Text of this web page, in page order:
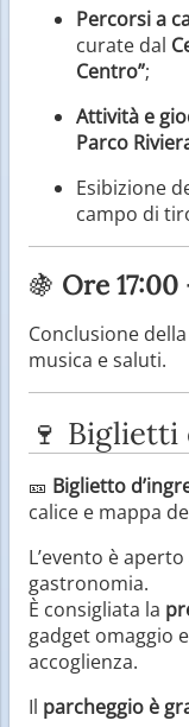
Percorsi a
curate dal
Centro”;
Attività e
Parco
Esibizione
campo di
🍇 Ore
Conclusione
musica e saluti.
🍷
🎫 Biglietto
calice e mappa
L’evento è
gastronomia.
È consigliata la
gadget omaggio
accoglienza.
Il parcheggio è